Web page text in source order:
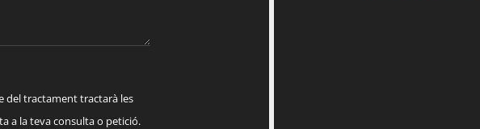
del tractament tractarà les
a la teva consulta o petició.